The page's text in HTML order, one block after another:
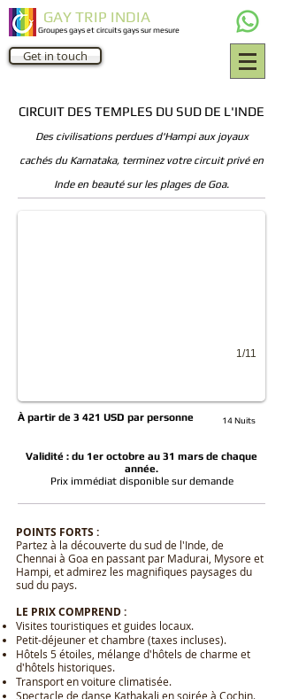
GAY TRIP INDIA
Groupes gays et circuits gays sur mesure
Get in touch
CIRCUIT DES TEMPLES DU SUD DE L'INDE
Des civilisations perdues d'Hampi aux joyaux
cachés du Karnataka, terminez votre circuit privé en
Inde en beauté sur les plages de Goa.
Rock Fort Temple in
Gay tours India
1/11
À partir de 3 421 USD par personne 14Nuits
Validité : du 1er octobre au 31 mars de chaque
année.
Prix immédiat disponible sur demande
POINTS FORTS :
Partez à la découverte du sud de l'Inde, de
Chennai à Goa en passant par Madurai, Mysore et
Hampi, et admirez les magnifiques paysages du
sud du pays.
LE PRIX COMPREND :
Visites touristiques et guides locaux.
Petit-déjeuner et chambre (taxes incluses).
Hôtels 5 étoiles, mélange d'hôtels de charme et
d'hôtels historiques.
Transport en voiture climatisée.
Spectacle de danse Kathakali en soirée à Cochin.